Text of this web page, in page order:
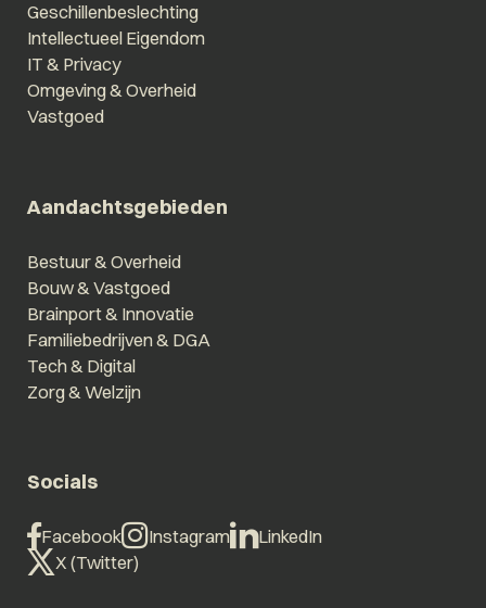
Geschillenbeslechting
Intellectueel Eigendom
IT & Privacy
Omgeving & Overheid
Vastgoed
Aandachtsgebieden
Bestuur & Overheid
Bouw & Vastgoed
Brainport & Innovatie
Familiebedrijven & DGA
Tech & Digital
Zorg & Welzijn
Socials
Facebook Instagram
LinkedIn
X (Twitter)